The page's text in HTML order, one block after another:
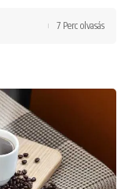
7 Perc olvasás